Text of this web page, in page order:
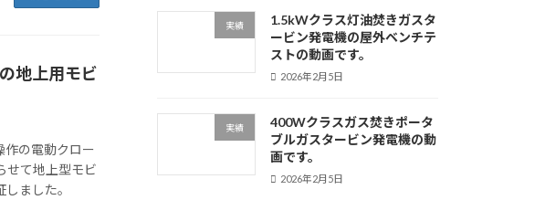
地上用モビ
の電動クロー
せて地上型モビ
ました。
実績
1.5kWクラス灯油焚きガスタ
ービン発電機の屋外ベンチテ
ストの動画です。
2026年2月5日
実績
400Wクラスガス焚きポータ
ブルガスタービン発電機の動
画です。
2026年2月5日